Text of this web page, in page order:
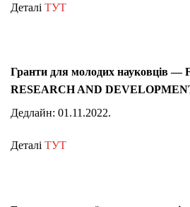
Деталі ТУТ
Гранти для молодих науковців —
RESEARCH AND
Дедлайн: 01.11.2022.
Деталі ТУТ